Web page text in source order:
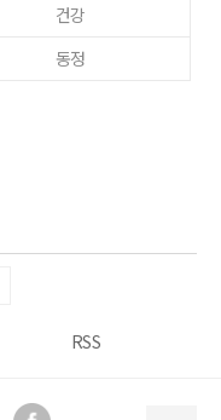
건강
동정
RSS